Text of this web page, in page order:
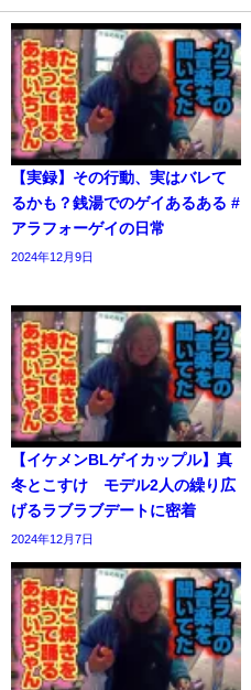
【実録】その行動、実はバレて
るかも？銭湯でのゲイあるある #
アラフォーゲイの日常
2024年12月9日
【イケメンBLゲイカップル】真
冬とこすけ モデル2人の繰り広
げるラブラブデートに密着
2024年12月7日